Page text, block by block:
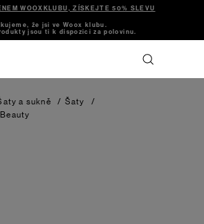
WOOXKLUBU, ZÍSKEJTE 50% SLEVU
že jsi ve Woox klubu.
jsou ti k dispozici za polovinu.
a sukně / Šaty
/